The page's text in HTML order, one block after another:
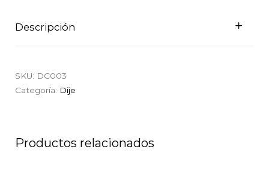
Descripción
SKU: DC003
Categoría: Dije
Productos relacionados